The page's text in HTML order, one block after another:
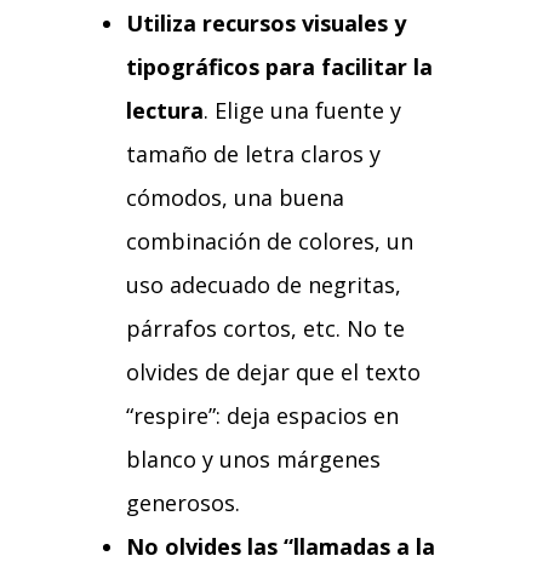
Utiliza recursos visuales y
tipográficos para facilitar la
lectura. Elige una fuente y
tamaño de letra claros y
cómodos, una buena
combinación de colores, un
uso adecuado de negritas,
párrafos cortos, etc. No te
olvides de dejar que el texto
“respire”: deja espacios en
blanco y unos márgenes
generosos.
No olvides las “llamadas a la